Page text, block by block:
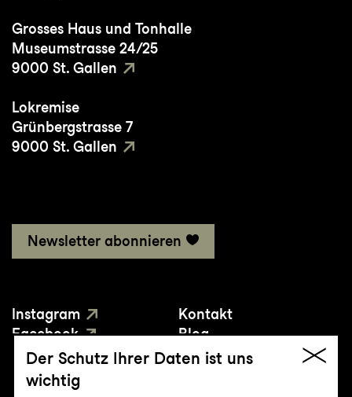
Grosses Haus und Tonhalle
Museumstrasse 24/25
9000 St. Gallen
Lokremise
Grünbergstrasse 7
9000 St. Gallen
Newsletter abonnieren
Instagram
Facebook
YouTube
Kontakt
Blog
Presse
Der Schutz Ihrer Daten ist uns
wichtig